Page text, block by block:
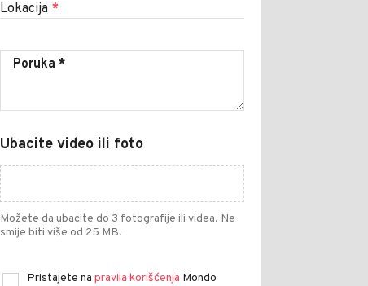
Lokacija *
Ubacite video ili foto
Možete da ubacite do 3 fotografije ili videa. Ne
smije biti više od 25 MB.
Pristajete na pravila korišćenja Mondo